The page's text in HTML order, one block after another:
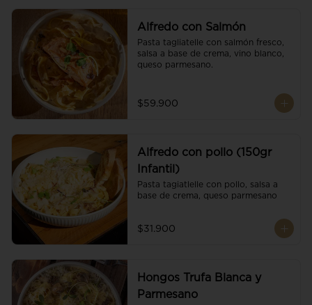
Alfredo con Salmón
Pasta tagliatelle con salmón fresco,
salsa a base de crema, vino blanco,
queso parmesano.
$59.900
Alfredo con pollo (150gr
Infantil)
Pasta tagiatlelle con pollo, salsa a
base de crema, queso parmesano
$31.900
Hongos Trufa Blanca y
Parmesano